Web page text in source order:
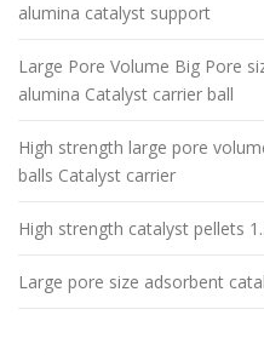
alumina catalyst support
Large Pore Volume Big Pore
alumina Catalyst carrier ball
High strength large pore
balls Catalyst carrier
High strength catalyst pellets
Large pore size adsorbent